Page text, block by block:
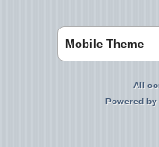
Mobile Theme
Powered by